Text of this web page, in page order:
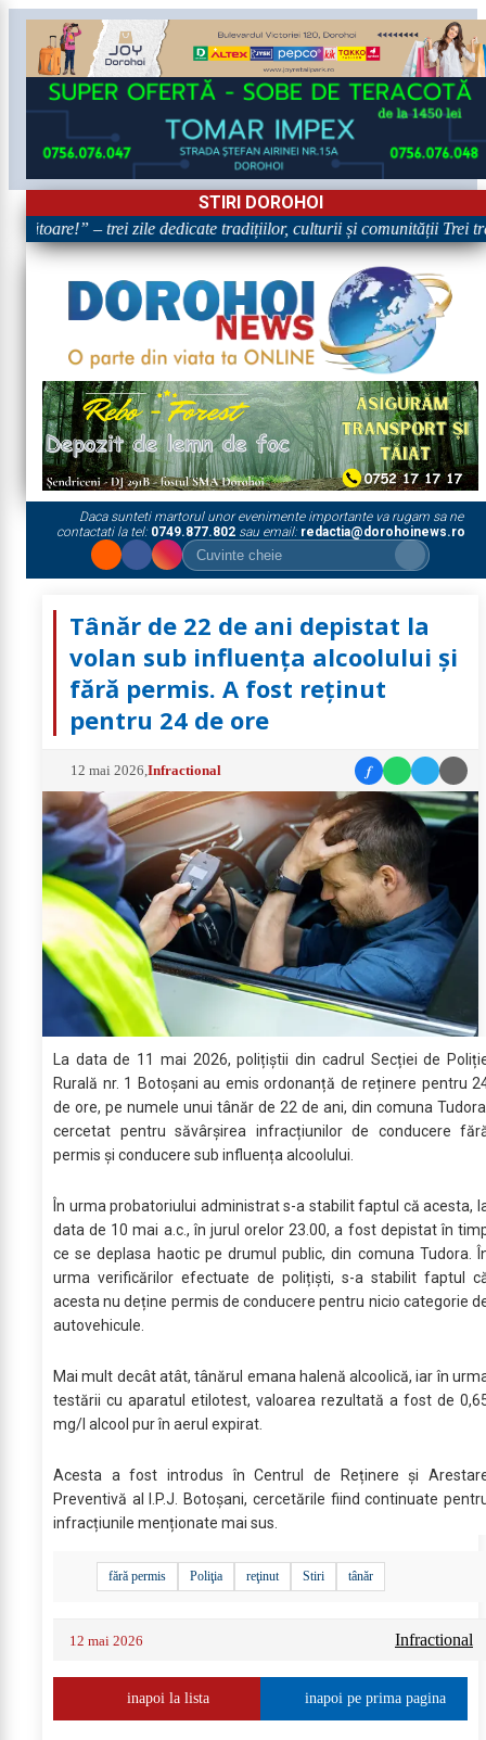
STIRI DOROHOI
– trei zile dedicate tradițiilor, culturii și comunității Trei
Daca sunteti martorul unor evenimente importante va rugam sa ne
contactati la tel: 0749.877.802sau email: redactia@dorohoinews.ro
Tânăr de 22 de ani depistat la
volan sub influența alcoolului și
fără permis. A fost reținut
pentru 24 de ore
12 mai 2026 ,Infractional f
La data de 11 mai 2026, polițiștii din cadrul Secției de
Rurală nr. 1 Botoșani au emis ordonanță de reținere pentru
de ore, pe numele unui tânăr de 22 de ani, din comuna
cercetat pentru săvârșirea infracțiunilor de conducere
permis și conducere sub influența alcoolului.
În urma probatoriului administrat s-a stabilit faptul că acesta,
data de 10 mai a.c., în jurul orelor 23.00, a fost depistat în
ce se deplasa haotic pe drumul public, din comuna Tudora.
urma verificărilor efectuate de polițiști, s-a stabilit faptul
acesta nu deține permis de conducere pentru nicio categorie
autovehicule.
Mai mult decât atât, tânărul emana halenă alcoolică, iar în
testării cu aparatul etilotest, valoarea rezultată a fost de
mg/l alcool pur în aerul expirat.
Acesta a fost introdus în Centrul de Reținere și
Preventivă al I.P.J. Botoșani, cercetările fiind continuate
infracțiunile menționate mai sus.
fără permis Poliţia reţinut Stiri tânăr
12 mai 2026 Infractional
inapoi la lista inapoi pe prima pagina